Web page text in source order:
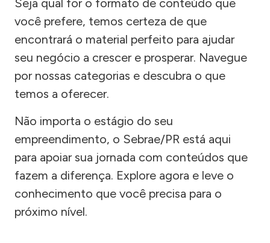
Seja qual for o formato de conteúdo que
você prefere, temos certeza de que
encontrará o material perfeito para ajudar
seu negócio a crescer e prosperar. Navegue
por nossas categorias e descubra o que
temos a oferecer.
Não importa o estágio do seu
empreendimento, o Sebrae/PR está aqui
para apoiar sua jornada com conteúdos que
fazem a diferença. Explore agora e leve o
conhecimento que você precisa para o
próximo nível.